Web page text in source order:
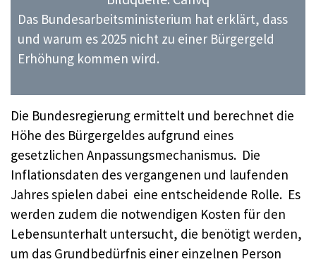
Das Bundesarbeitsministerium hat erklärt, dass
und warum es 2025 nicht zu einer Bürgergeld
Erhöhung kommen wird.
Die Bundesregierung ermittelt und berechnet die
Höhe des Bürgergeldes aufgrund eines
gesetzlichen Anpassungsmechanismus. Die
Inflationsdaten des vergangenen und laufenden
Jahres spielen dabei eine entscheidende Rolle. Es
werden zudem die notwendigen Kosten für den
Lebensunterhalt untersucht, die benötigt werden,
um das Grundbedürfnis einer einzelnen Person